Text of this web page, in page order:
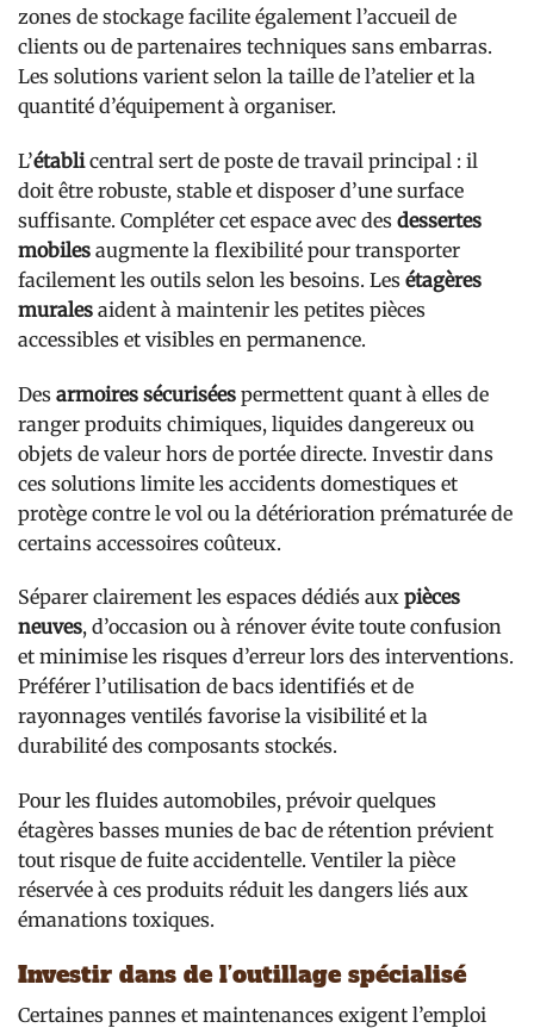
zones de stockage facilite également l’accueil de
clients ou de partenaires techniques sans embarras.
Les solutions varient selon la taille de l’atelier et la
quantité d’équipement à organiser.
L’établicentral sert de poste de travail principal : il
doit être robuste, stable et disposer d’une surface
suffisante. Compléter cet espace avec des dessertes
mobiles augmente la flexibilité pour transporter
facilement les outils selon les besoins. Les étagères
murales aident à maintenir les petites pièces
accessibles et visibles en permanence.
Des armoires sécurisées permettent quant à elles de
ranger produits chimiques, liquides dangereux ou
objets de valeur hors de portée directe. Investir dans
ces solutions limite les accidents domestiques et
protège contre le vol ou la détérioration prématurée de
certains accessoires coûteux.
Séparer clairement les espaces dédiés aux pièces
neuves, d’occasion ou à rénover évite toute confusion
et minimise les risques d’erreur lors des interventions.
Préférer l’utilisation de bacs identifiés et de
rayonnages ventilés favorise la visibilité et la
durabilité des composants stockés.
Pour les fluides automobiles, prévoir quelques
étagères basses munies de bac de rétention prévient
tout risque de fuite accidentelle. Ventiler la pièce
réservée à ces produits réduit les dangers liés aux
émanations toxiques.
Investir dans de l’outillage spécialisé
Certaines pannes et maintenances exigent l’emploi